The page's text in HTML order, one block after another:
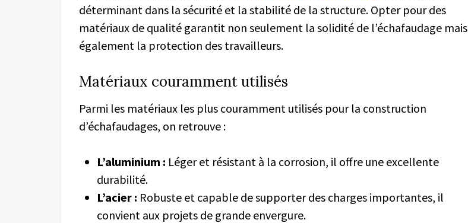
déterminant dans la sécurité et la stabilité de la structure. Opter pour des
matériaux de qualité garantit non seulement la solidité de l’échafaudage mais
également la protection des travailleurs.
Matériaux couramment utilisés
Parmi les matériaux les plus couramment utilisés pour la construction
d’échafaudages, on retrouve :
L’aluminium : Léger et résistant à la corrosion, il offre une excellente
durabilité.
L’acier : Robuste et capable de supporter des charges importantes, il
convient aux projets de grande envergure.